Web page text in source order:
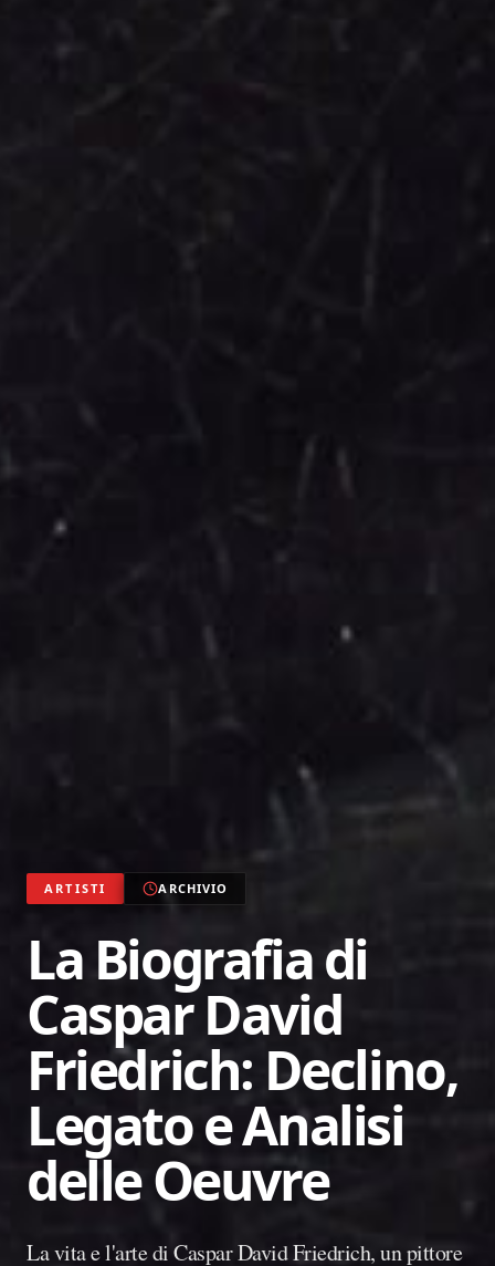
ARTISTI ARCHIVIO
La Biografia di
Caspar David
Friedrich: Declino,
Legato e Analisi
delle Oeuvre
La vita e l'arte di Caspar David Friedrich, un pittore